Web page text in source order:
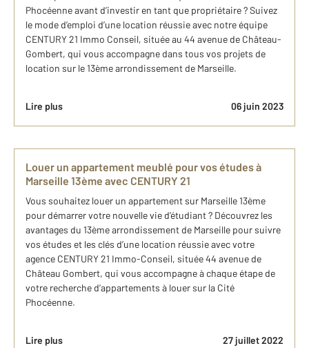
Phocéenne avant d’investir en tant que propriétaire ? Suivez
le mode d’emploi d’une location réussie avec notre équipe
CENTURY 21 Immo Conseil, située au 44 avenue de Château-
Gombert, qui vous accompagne dans tous vos projets de
location sur le 13ème arrondissement de Marseille.
Lire plus 06 juin 2023
Louer un appartement meublé pour vos études à
Marseille 13ème avec CENTURY 21
Vous souhaitez louer un appartement sur Marseille 13ème
pour démarrer votre nouvelle vie d’étudiant ? Découvrez les
avantages du 13ème arrondissement de Marseille pour suivre
vos études et les clés d’une location réussie avec votre
agence CENTURY 21 Immo-Conseil, située 44 avenue de
Château Gombert, qui vous accompagne à chaque étape de
votre recherche d’appartements à louer sur la Cité
Phocéenne.
Lire plus 27 juillet 2022